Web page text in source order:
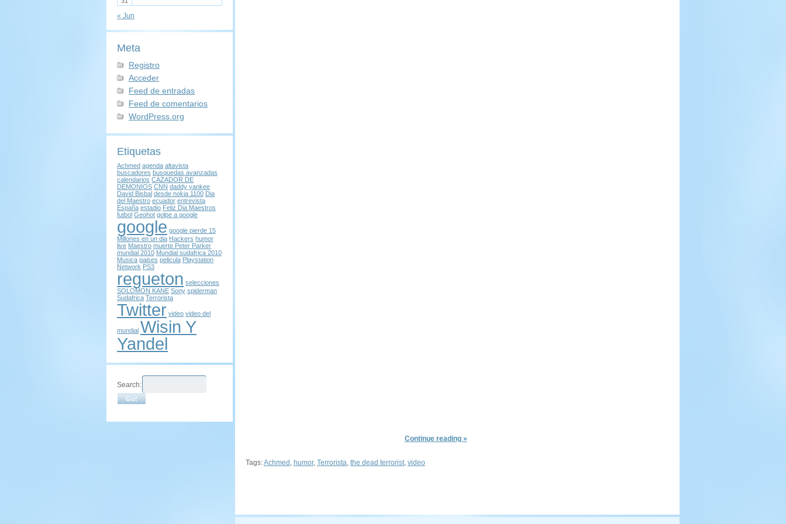
« Jun
Meta
Registro
Acceder
Feed de entradas
Feed de comentarios
WordPress.org
Etiquetas
Achmed agenda altavista
buscadores busquedas avanzadas
calendarios CAZADOR DE
DEMONIOS CNN daddy yankee
David Bisbal desde nokia 1100 Dia
del Maestro ecuador entrevista
España estadio Feliz Dia Maestros
futbol Geohot golpe a google
google google pierde 15
Millones en un dia Hackers humor
live Maestro muerte Peter Parker
mundial 2010 Mundial sudafrica 2010
Musica paises pelicula Playstation
Network PS3
regueton selecciones
SOLOMON KANE Sony spiderman
Sudafrica Terrorista
Twitter video video del
mundial Wisin Y
Yandel
Search:
Continue reading »
Tags:Achmed , humor, Terrorista, the dead terrorist, video